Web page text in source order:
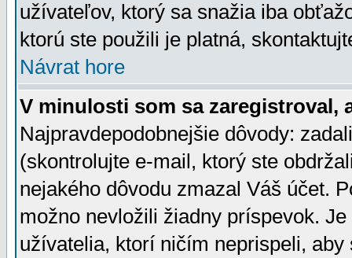
užívateľov, ktorý sa snažia iba
ktorú ste použili je platná,
Návrat hore
V minulosti som sa zaregistroval,
Najpravdepodobnejšie dôvody:
(skontrolujte e-mail, ktorý ste
nejakého dôvodu zmazal Váš účet.
možno nevložili žiadny príspevok.
užívatelia, ktorí ničím neprispeli,